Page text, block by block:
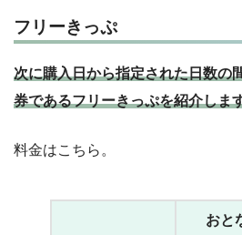
フリーきっぷ
次に購入日から指定された日数の
券であるフリーきっぷを紹介しま
料金はこちら。
おと